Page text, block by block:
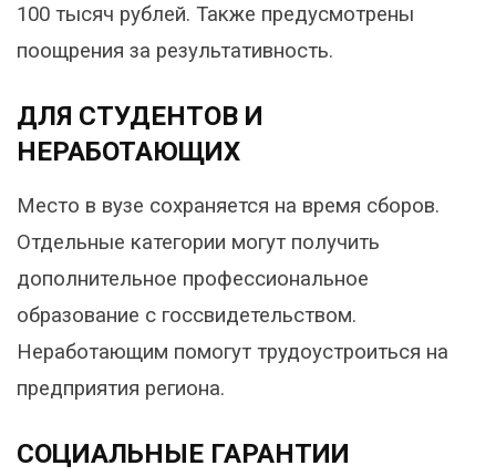
100 тысяч рублей. Также предусмотрены
поощрения за результативность.
ДЛЯ СТУДЕНТОВ И
НЕРАБОТАЮЩИХ
Место в вузе сохраняется на время сборов.
Отдельные категории могут получить
дополнительное профессиональное
образование с госсвидетельством.
Неработающим помогут трудоустроиться на
предприятия региона.
СОЦИАЛЬНЫЕ ГАРАНТИИ